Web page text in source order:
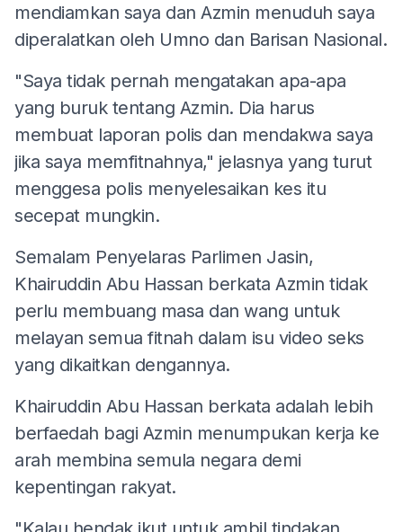
mendiamkan saya dan Azmin menuduh saya
diperalatkan oleh Umno dan Barisan Nasional.
"Saya tidak pernah mengatakan apa-apa
yang buruk tentang Azmin. Dia harus
membuat laporan polis dan mendakwa saya
jika saya memfitnahnya," jelasnya yang turut
menggesa polis menyelesaikan kes itu
secepat mungkin.
Semalam Penyelaras Parlimen Jasin,
Khairuddin Abu Hassan berkata Azmin tidak
perlu membuang masa dan wang untuk
melayan semua fitnah dalam isu video seks
yang dikaitkan dengannya.
Khairuddin Abu Hassan berkata adalah lebih
berfaedah bagi Azmin menumpukan kerja ke
arah membina semula negara demi
kepentingan rakyat.